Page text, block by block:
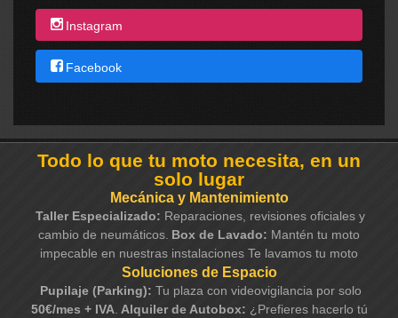
Instagram
Facebook
Todo lo que tu moto necesita, en un
solo lugar
Mecánica y Mantenimiento
Taller Especializado: Reparaciones, revisiones oficiales y
cambio de neumáticos. Box de Lavado: Mantén tu moto
impecable en nuestras instalaciones Te lavamos tu moto
Soluciones de Espacio
Pupilaje (Parking): Tu plaza con videovigilancia por solo
50€/mes + IVA. Alquiler de Autobox: ¿Prefieres hacerlo tú